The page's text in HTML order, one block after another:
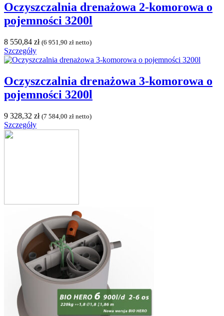
Oczyszczalnia drenażowa 2-komorowa o
pojemności 3200l
8 550,84 zł (6 951,90 zł netto)
Szczegóły
Oczyszczalnia drenażowa 3-komorowa o
pojemności 3200l
9 328,32 zł (7 584,00 zł netto)
Szczegóły